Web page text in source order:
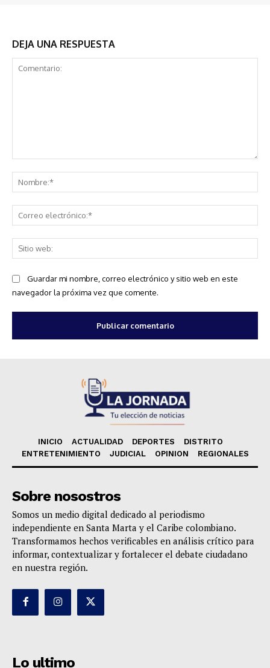
DEJA UNA RESPUESTA
Guardar mi nombre, correo electrónico y sitio web en este
navegador la próxima vez que comente.
INICIO ACTUALIDAD DEPORTES
DISTRITO
ENTRETENIMIENTO
JUDICIAL OPINION REGIONALES
Sobre nosostros
Somos un medio digital dedicado al periodismo
independiente en Santa Marta y el Caribe colombiano.
Transformamos hechos verificables en análisis crítico para
informar, contextualizar y fortalecer el debate ciudadano
en nuestra región.
Lo ultimo